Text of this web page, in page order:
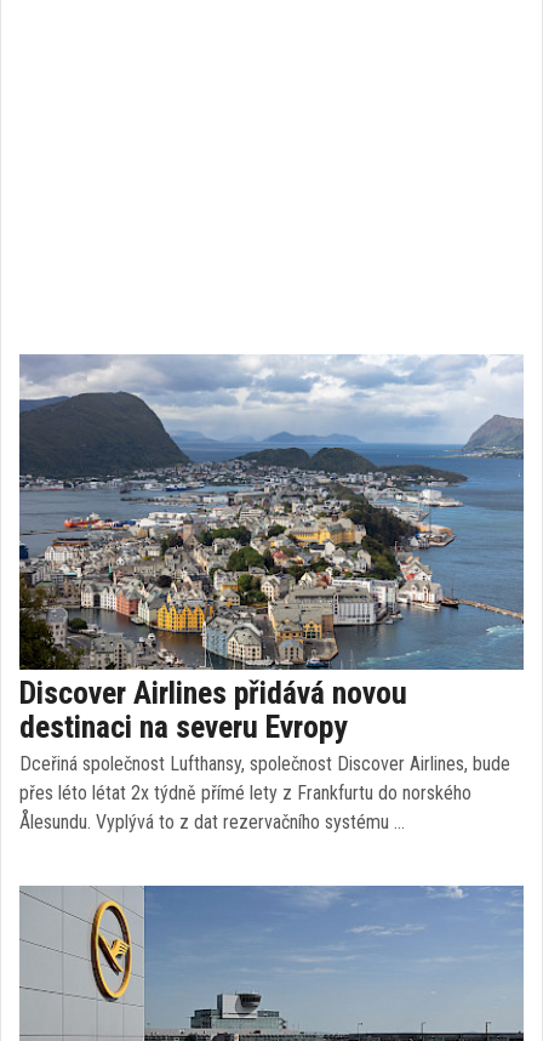
Discover Airlines přidává novou
destinaci na severu Evropy
Dceřiná společnost Lufthansy, společnost Discover Airlines, bude
přes léto létat 2x týdně přímé lety z Frankfurtu do norského
Ålesundu. Vyplývá to z dat rezervačního systému …